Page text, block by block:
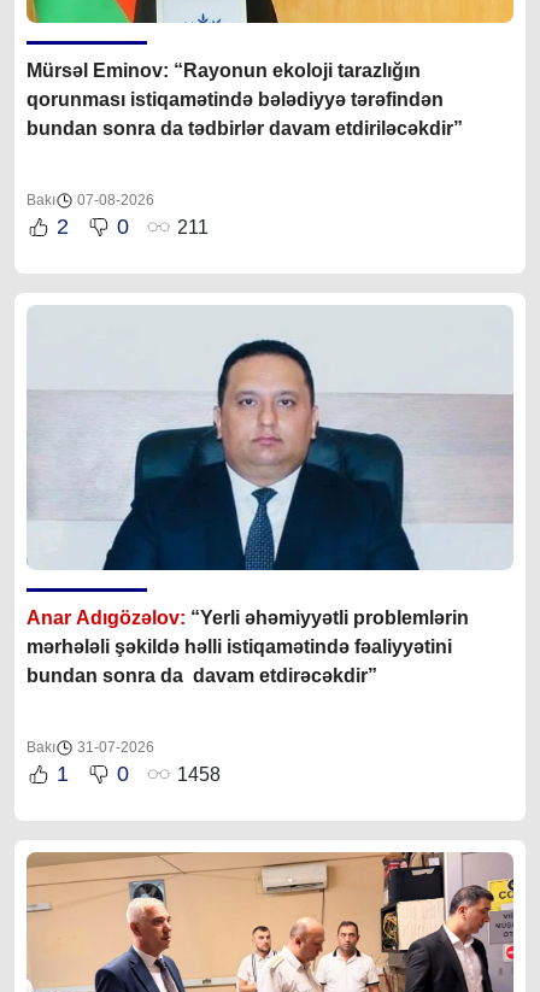
Mürsəl Eminov: “Rayonun ekoloji tarazlığın
qorunması istiqamətində bələdiyyə tərəfindən
bundan sonra da tədbirlər davam etdiriləcəkdir”
Bakı 07-08-2026
2 0 211
Anar Adıgözəlov: “Yerli əhəmiyyətli problemlərin
mərhələli şəkildə həlli istiqamətində fəaliyyətini
bundan sonra da davam etdirəcəkdir”
Bakı 31-07-2026
1 0 1458